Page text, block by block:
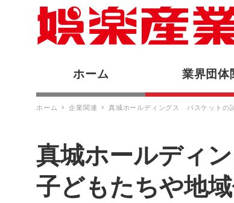
ホーム 業界団体
ホーム 企業関連 真城ホールディングス バスケットの
真城ホールディ
子どもたちや地